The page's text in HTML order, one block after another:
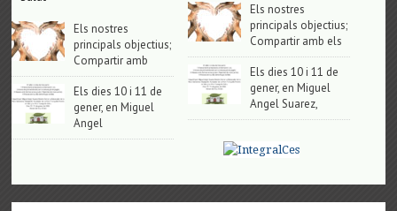
Els nostres
principals objectius;
Compartir amb
Els dies 10 i 11 de
gener, en Miguel
Angel
Els nostres
principals objectius;
Compartir amb els
Els dies 10 i 11 de
gener, en Miguel
Angel Suarez,